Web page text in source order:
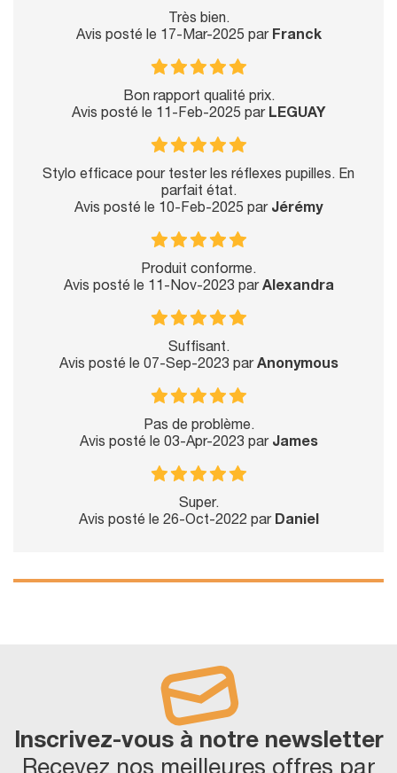
Très bien.
Avis posté le 17-Mar-2025 par Franck
Bon rapport qualité prix.
Avis posté le 11-Feb-2025 par LEGUAY
Stylo efficace pour tester les réflexes pupilles. En
parfait état.
Avis posté le 10-Feb-2025 par Jérémy
Produit conforme.
Avis posté le 11-Nov-2023 parAlexandra
Suffisant.
Avis posté le 07-Sep-2023 parAnonymous
Pas de problème.
Avis posté le 03-Apr-2023 par James
Super.
Avis posté le 26-Oct-2022 par Daniel
Inscrivez-vous à notre newsletter